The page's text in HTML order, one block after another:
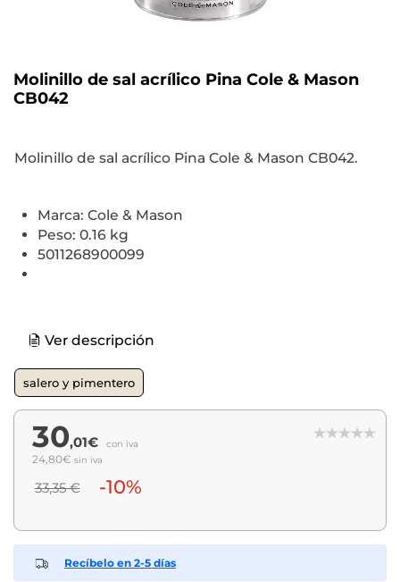
Molinillo de sal acrílico Pina Cole & Mason
CB042
Molinillo de sal acrílico Pina Cole & Mason CB042.
Marca: Cole & Mason
Peso: 0.16 kg
5011268900099
Ver descripción
salero y pimentero
30,01€ con iva
24,80€ sin iva
33,35 € -10%
Recíbelo en 2-5 días